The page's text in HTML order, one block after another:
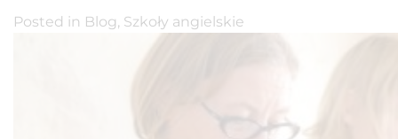
Posted in Blog, Szkoły angielskie